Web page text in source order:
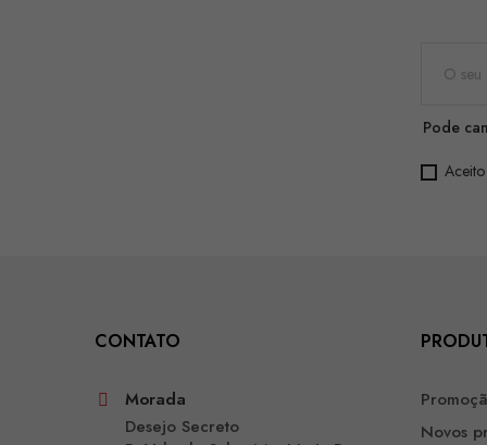
Pode
CONTATO
Morada
Desejo Secreto
Novos